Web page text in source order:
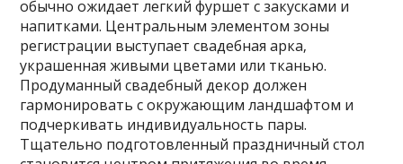
обычно ожидает легкий фуршет с закусками и
напитками. Центральным элементом зоны
регистрации выступает свадебная арка‚
украшенная живыми цветами или тканью.
Продуманный свадебный декор должен
гармонировать с окружающим ландшафтом и
подчеркивать индивидуальность пары.
Тщательно подготовленный праздничный стол